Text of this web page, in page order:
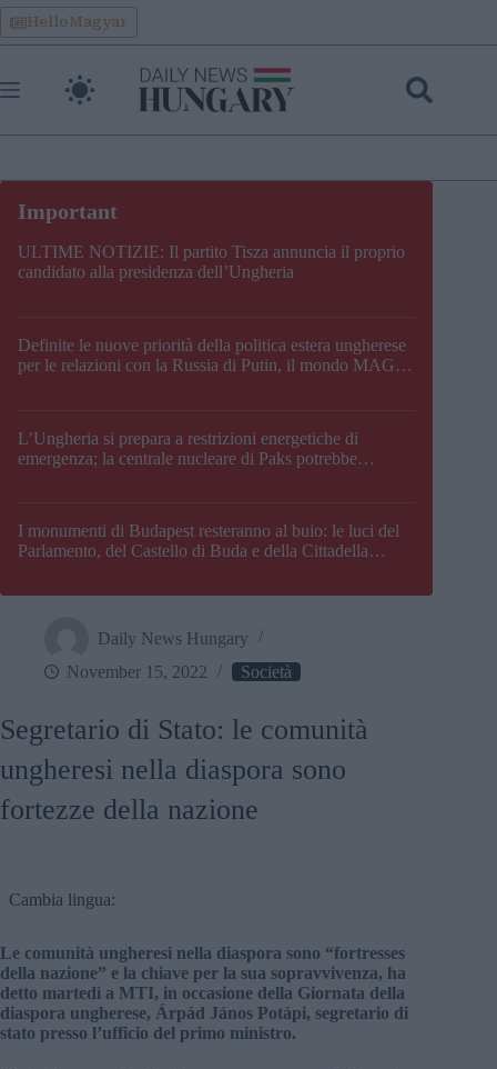
Skip
to
content
HelloMagyar
ULTIME NOTIZIE: Il partito Tisza annuncia il proprio
candidato alla presidenza dell’Ungheria
Definite le nuove priorità della politica estera ungherese
per le relazioni con la Russia di Putin, il mondo MAGA,
L’Ungheria si prepara a restrizioni energetiche di
emergenza; la centrale nucleare di Paks potrebbe
I monumenti di Budapest resteranno al buio: le luci del
Parlamento, del Castello di Buda e della Cittadella
Daily News Hungary
November 15, 2022
Società
Segretario di Stato: le comunità
ungheresi nella diaspora sono
fortezze della nazione
Cambia lingua:
Le comunità ungheresi nella diaspora sono “fortresses
della nazione” e la chiave per la sua sopravvivenza, ha
detto martedì a MTI, in occasione della Giornata della
diaspora ungherese, Árpád János Potápi, segretario di
stato presso l’ufficio del primo ministro.